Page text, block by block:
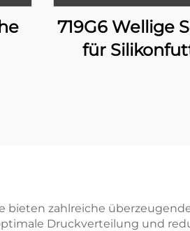
719G6 Wellige
für
bieten zahlreiche
Druckverteilung und